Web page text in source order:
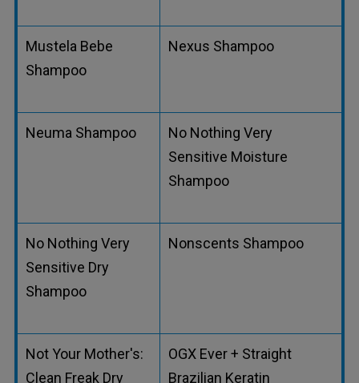
Mustela Bebe
Shampoo
Nexus Shampoo
Neuma Shampoo
No Nothing Very
Sensitive Moisture
Shampoo
No Nothing Very
Sensitive Dry
Shampoo
Nonscents Shampoo
Not Your Mother's:
Clean Freak Dry
OGX Ever + Straight
Brazilian Keratin